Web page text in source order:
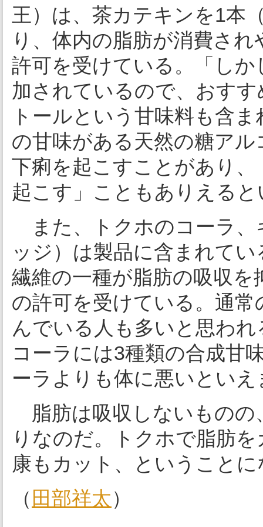
王）は、茶カテキンを1本
り、体内の脂肪が消費さ
許可を受けている。「し
加されているので、おす
トールという甘味料も含
の甘味がある天然の糖ア
下痢を起こすことがあり
起こす」こともありえる
また、トクホのコーラ、
ッジ）は製品に含まれて
繊維の一種が脂肪の吸収
の許可を受けている。通
んでいる人も多いと思わ
コーラには3種類の合成甘
ーラよりも体に悪いとい
脂肪は吸収しないものの
りなのだ。トクホで脂肪
康もカット、ということ
（ 田部祥太）